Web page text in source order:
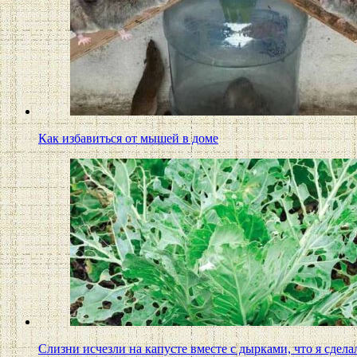
Как избавиться от мышей в доме
Слизни исчезли на капусте вместе с дырками, что я